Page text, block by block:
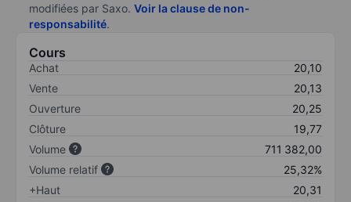
modifiées par Saxo. Voir la clause de non-
responsabilité.
Cours
Achat
20,10
Vente
20,13
Ouverture
20,25
Clôture
19,77
Volume
711 382,00
Volume relatif
25,32%
+Haut
20,31